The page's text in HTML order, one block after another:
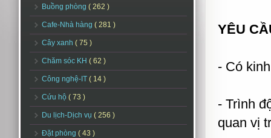
Buồng phòng ( 262 )
Cafe-Nhà hàng ( 281 )
Cây xanh ( 75 )
Chăm sóc KH ( 62 )
Công nghệ-IT ( 14 )
Cứu hộ ( 73 )
Du lịch-Dịch vụ ( 256 )
Đặt phòng ( 43 )
YÊU
- Có
- Trình
quan vị